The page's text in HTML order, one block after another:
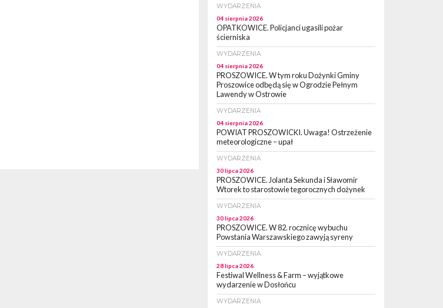
WYDARZENIA
04 sierpnia 2026
OPATKOWICE. Policjanci ugasili pożar
ścierniska
WYDARZENIA
04 sierpnia 2026
PROSZOWICE. W tym roku Dożynki Gminy
Proszowice odbędą się w Ogrodzie Pełnym
Lawendy w Ostrowie
WYDARZENIA
04 sierpnia 2026
POWIAT PROSZOWICKI. Uwaga! Ostrzeżenie
meteorologiczne – upał
WYDARZENIA
30 lipca 2026
PROSZOWICE. Jolanta Sekunda i Sławomir
Wtorek to starostowie tegorocznych dożynek
WYDARZENIA
30 lipca 2026
PROSZOWICE. W 82. rocznicę wybuchu
Powstania Warszawskiego zawyją syreny
WYDARZENIA
28 lipca 2026
Festiwal Wellness & Farm – wyjątkowe
wydarzenie w Dosłońcu
WYDARZENIA